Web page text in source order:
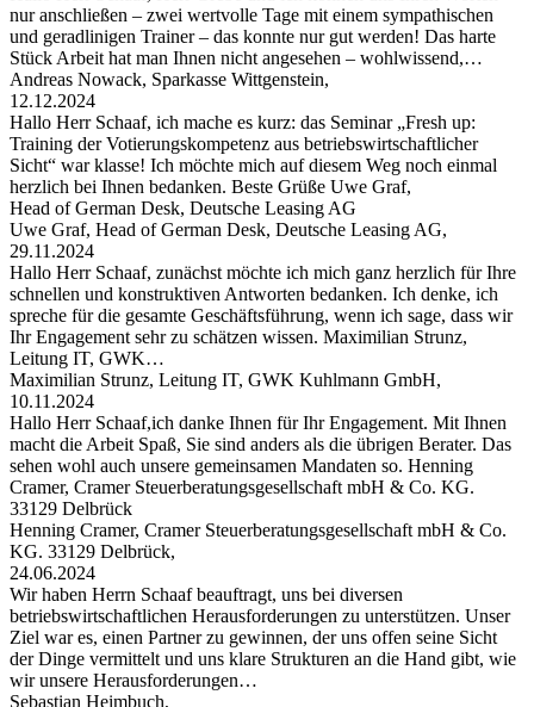
nur anschließen – zwei wertvolle Tage mit einem sympathischen
und geradlinigen Trainer – das konnte nur gut werden! Das harte
Stück Arbeit hat man Ihnen nicht angesehen – wohlwissend,…
Andreas Nowack, Sparkasse Wittgenstein,
12.12.2024
Hallo Herr Schaaf, ich mache es kurz: das Seminar „Fresh up:
Training der Votierungskompetenz aus betriebswirtschaftlicher
Sicht“ war klasse! Ich möchte mich auf diesem Weg noch einmal
herzlich bei Ihnen bedanken. Beste Grüße Uwe Graf,
Head of German Desk, Deutsche Leasing AG
Uwe Graf, Head of German Desk, Deutsche Leasing AG,
29.11.2024
Hallo Herr Schaaf, zunächst möchte ich mich ganz herzlich für Ihre
schnellen und konstruktiven Antworten bedanken. Ich denke, ich
spreche für die gesamte Geschäftsführung, wenn ich sage, dass wir
Ihr Engagement sehr zu schätzen wissen. Maximilian Strunz,
Leitung IT, GWK…
Maximilian Strunz, Leitung IT, GWK Kuhlmann GmbH,
10.11.2024
Hallo Herr Schaaf,ich danke Ihnen für Ihr Engagement. Mit Ihnen
macht die Arbeit Spaß, Sie sind anders als die übrigen Berater. Das
sehen wohl auch unsere gemeinsamen Mandaten so. Henning
Cramer, Cramer Steuerberatungsgesellschaft mbH & Co. KG.
33129 Delbrück
Henning Cramer, Cramer Steuerberatungsgesellschaft mbH & Co.
KG. 33129 Delbrück,
24.06.2024
Wir haben Herrn Schaaf beauftragt, uns bei diversen
betriebswirtschaftlichen Herausforderungen zu unterstützen. Unser
Ziel war es, einen Partner zu gewinnen, der uns offen seine Sicht
der Dinge vermittelt und uns klare Strukturen an die Hand gibt, wie
wir unsere Herausforderungen…
Sebastian Heimbuch,